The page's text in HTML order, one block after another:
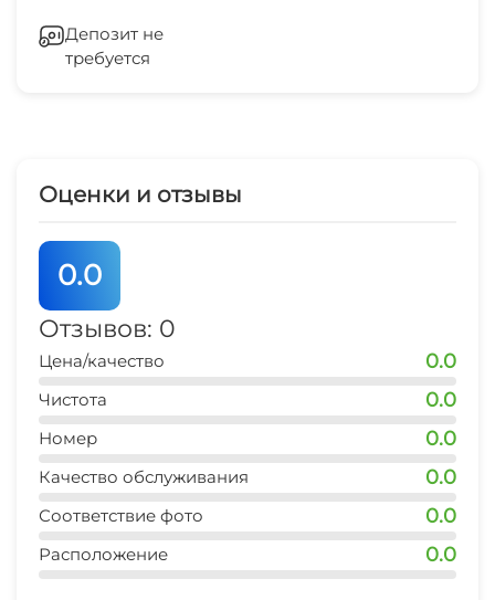
центр развлечений
5 мин
10-15 мин
аптека
дельфинарий (Евпатория)
Зеленый двор
Шезлонги/лежаки
Депозит не
требуется
Оценки и отзывы
0.0
Отзывов: 0
Цена/качество 0.0
Чистота 0.0
Номер 0.0
Качество обслуживания 0.0
Соответствие фото 0.0
Расположение 0.0